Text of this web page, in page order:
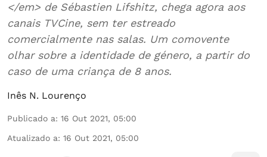
</em> de Sébastien Lifshitz, chega agora aos
canais TVCine, sem ter estreado
comercialmente nas salas. Um comovente
olhar sobre a identidade de género, a partir do
caso de uma criança de 8 anos.
Inês N. Lourenço
Publicado a: 16 Out 2021, 05:00
Atualizado a: 16 Out 2021, 05:00